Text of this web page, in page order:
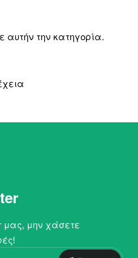
αυτήν την κατηγορία.
μας, μην χάσετε